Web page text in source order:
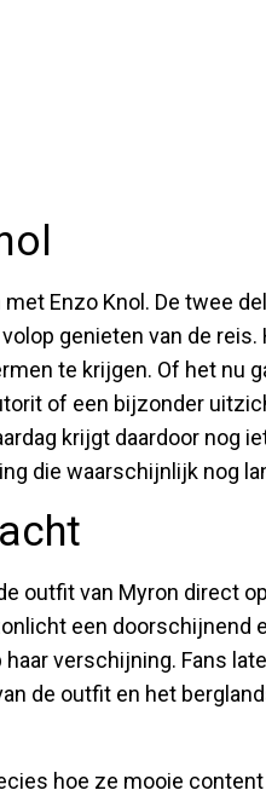
Enzo Knol. De twee
genieten van de
te krijgen. Of het nu
of een bijzonder
krijgt daardoor nog
die waarschijnlijk nog
outfit van Myron direct
een doorschijnend
verschijning. Fans
de outfit en het
hoe ze mooie